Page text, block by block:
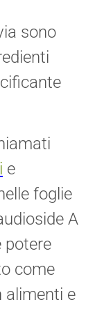
sono
e
foglie
A
potere
come
alimenti e